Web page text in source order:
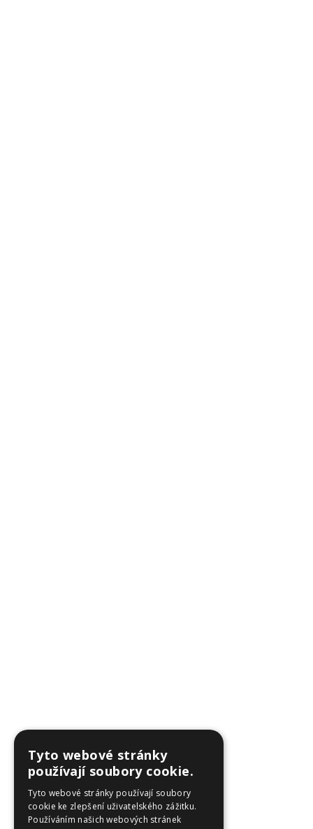
Tyto webové stránky
používají soubory cookie.
Tyto webové stránky používají soubory
cookie ke zlepšení uživatelského zážitku.
Používáním našich webových stránek